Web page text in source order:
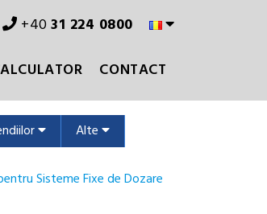
+4031 224 0800
CONTACT
Alte
Sisteme Fixe de Dozare